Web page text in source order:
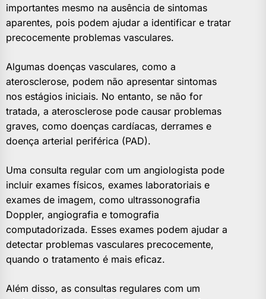
importantes mesmo na ausência de sintomas
aparentes, pois podem ajudar a identificar e tratar
precocemente problemas vasculares.
Algumas doenças vasculares, como a
aterosclerose, podem não apresentar sintomas
nos estágios iniciais. No entanto, se não for
tratada, a aterosclerose pode causar problemas
graves, como doenças cardíacas, derrames e
doença arterial periférica (PAD).
Uma consulta regular com um angiologista pode
incluir exames físicos, exames laboratoriais e
exames de imagem, como ultrassonografia
Doppler, angiografia e tomografia
computadorizada. Esses exames podem ajudar a
detectar problemas vasculares precocemente,
quando o tratamento é mais eficaz.
Além disso, as consultas regulares com um